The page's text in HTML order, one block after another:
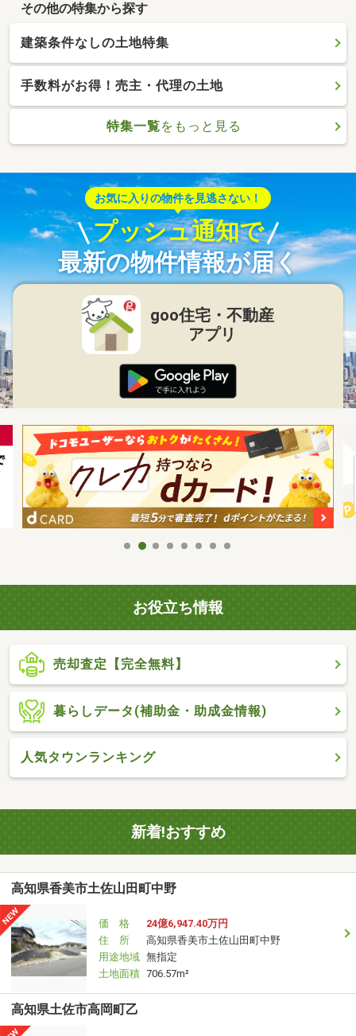
その他の特集から探す
建築条件なしの土地特集
手数料がお得！売主・代理の土地
特集一覧をもっと見る
お気に入りの物件を見逃さない！
プッシュ通知で
最新の物件情報が届く
goo住宅・不動産
アプリ
お役立ち情報
売却査定【完全無料】
暮らしデータ(補助金・助成金情報)
人気タウンランキング
新着!おすすめ
高知県香美市土佐山田町中野
価 格
24億6,947.40万円
住 所
高知県香美市土佐山田町中野
用途地域 無指定
土地面積 706.57m²
高知県土佐市高岡町乙